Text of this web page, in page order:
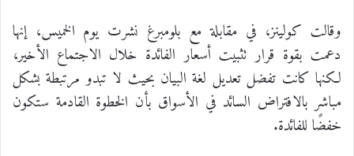
وقالت كولينز، في مقابلة مع بلومبرغ نشرت يوم الخميس، إنها
دعمت بقوة قرار تثبيت أسعار الفائدة خلال الاجتماع الأخير،
لكنها كانت تفضل تعديل لغة البيان بحيث لا تبدو مرتبطة بشكل
مباشر بالافتراض السائد في الأسواق بأن الخطوة القادمة ستكون
خفضًا للفائدة.